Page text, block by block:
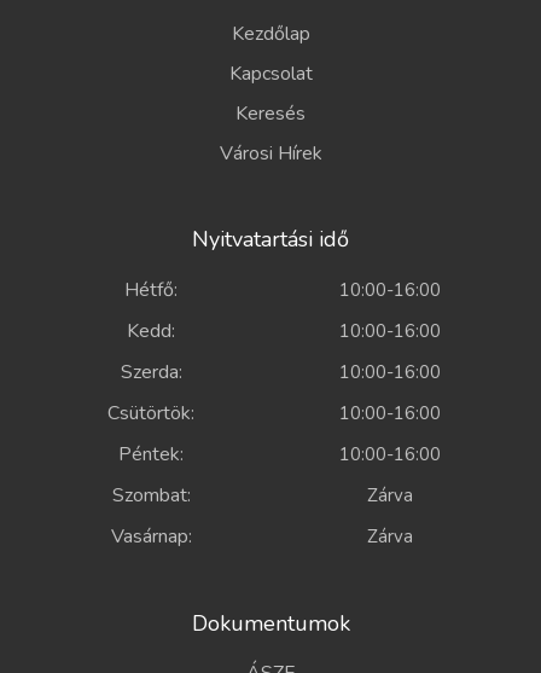
Kezdőlap
Kapcsolat
Keresés
Városi Hírek
Nyitvatartási idő
Hétfő: 10:00-16:00
Kedd: 10:00-16:00
Szerda: 10:00-16:00
Csütörtök: 10:00-16:00
Péntek: 10:00-16:00
Szombat: Zárva
Vasárnap: Zárva
Dokumentumok